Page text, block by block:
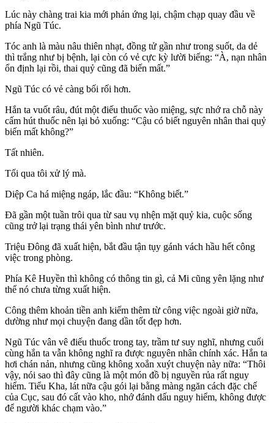
Lúc này chàng trai kia mới phản ứng lại, chậm chạp quay đầu về
phía Ngũ Túc.
Tóc anh là màu nâu thiên nhạt, đồng tử gần như trong suốt, da dẻ
thì trắng như bị bệnh, lại còn có vẻ cực kỳ lười biếng: “À, nạn nhân
ổn định lại rồi, thai quỷ cũng đã biến mất.”
Ngũ Túc có vẻ càng bối rối hơn.
Hắn ta vuốt râu, đút một điếu thuốc vào miệng, sực nhớ ra chỗ này
cấm hút thuốc nên lại bỏ xuống: “Cậu có biết nguyên nhân thai quỷ
biến mất không?”
Tất nhiên.
Tối qua tôi xử lý mà.
Diệp Ca há miệng ngáp, lắc đầu: “Không biết.”
Đã gần một tuần trôi qua từ sau vụ nhện mặt quỷ kia, cuộc sống
cũng trở lại trạng thái yên bình như trước.
Triệu Đông đã xuất hiện, bắt đầu tận tụy gánh vách hầu hết công
việc trong phòng.
Phía Kê Huyền thì không có thông tin gì, cả Mi cũng yên lặng như
thể nó chưa từng xuất hiện.
Công thêm khoản tiền anh kiếm thêm từ công việc ngoài giờ nữa,
dường như mọi chuyện đang dần tốt đẹp hơn.
Ngũ Túc vân vê điếu thuốc trong tay, trầm tư suy nghĩ, nhưng cuối
cùng hắn ta vẫn không nghĩ ra được nguyên nhân chính xác. Hắn ta
hơi chán nản, nhưng cũng không xoắn xuýt chuyện này nữa: “Thôi
vậy, nói sao thì đây cũng là một món đồ bị nguyền rủa rất nguy
hiểm. Tiểu Kha, lát nữa cậu gói lại bằng màng ngăn cách đặc chế
của Cục, sau đó cất vào kho, nhớ đánh dấu nguy hiểm, không được
để người khác chạm vào.”